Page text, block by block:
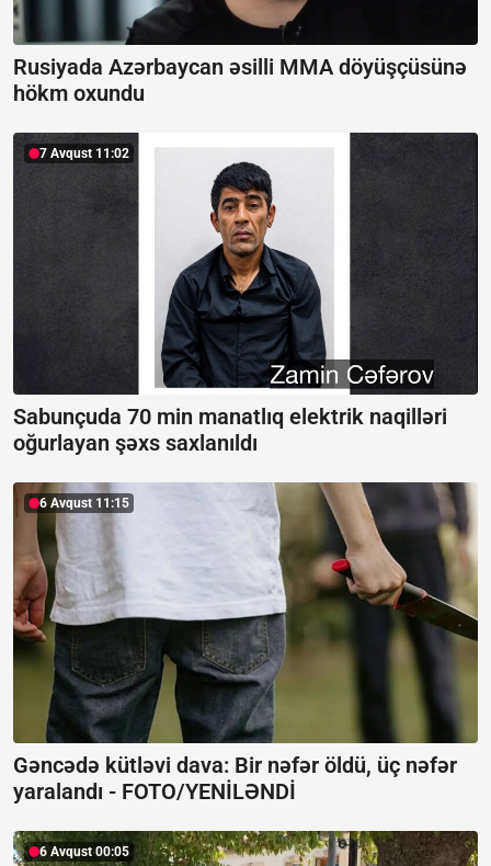
Rusiyada Azərbaycan əsilli MMA döyüşçüsünə
hökm oxundu
7 Avqust 11:02
Sabunçuda 70 min manatlıq elektrik naqilləri
oğurlayan şəxs saxlanıldı
6 Avqust 11:15
Gəncədə kütləvi dava: Bir nəfər öldü, üç nəfər
yaralandı - FOTO/YENİLƏNDİ
6 Avqust 00:05